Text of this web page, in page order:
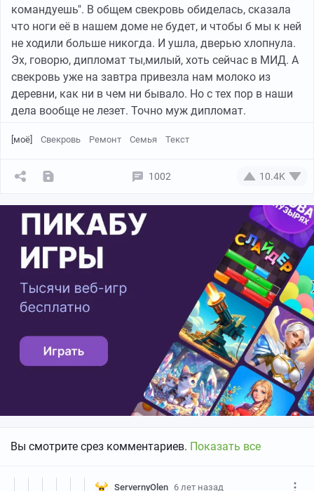
командуешь". В общем свекровь обиделась, сказала
что ноги её в нашем доме не будет, и чтобы б мы к ней
не ходили больше никогда. И ушла, дверью хлопнула.
Эх, говорю, дипломат ты,милый, хоть сейчас в МИД. А
свекровь уже на завтра привезла нам молоко из
деревни, как ни в чем ни бывало. Но с тех пор в наши
дела вообще не лезет. Точно муж дипломат.
[моё] Свекровь Ремонт Семья Текст
1002 10.4K
Вы смотрите срез комментариев. Показать все
ServernyOlen 6 лет назад